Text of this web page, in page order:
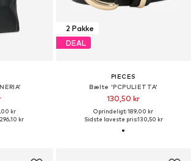
kr
296,10 kr
2 Pakke
DEAL
PIECES
Bælte 'PCPULIETTA'
130,50 kr
Oprindeligt: 189,00 kr
Sidste laveste pris:130,50 kr